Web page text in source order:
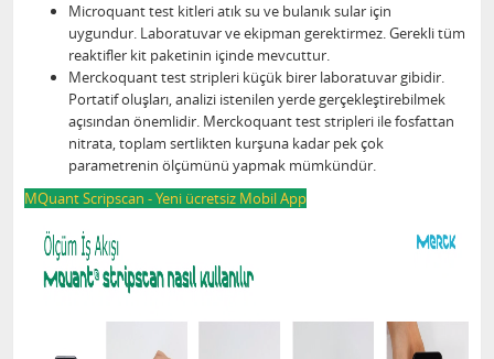
Microquant test kitleri atık su ve bulanık sular için
uygundur. Laboratuvar ve ekipman gerektirmez. Gerekli tüm
reaktifler kit paketinin içinde mevcuttur.
Merckoquant test stripleri küçük birer laboratuvar gibidir.
Portatif oluşları, analizi istenilen yerde gerçekleştirebilmek
açısından önemlidir. Merckoquant test stripleri ile fosfattan
nitrata, toplam sertlikten kurşuna kadar pek çok
parametrenin ölçümünü yapmak mümkündür.
MQuant Scripscan - Yeni ücretsiz Mobil App